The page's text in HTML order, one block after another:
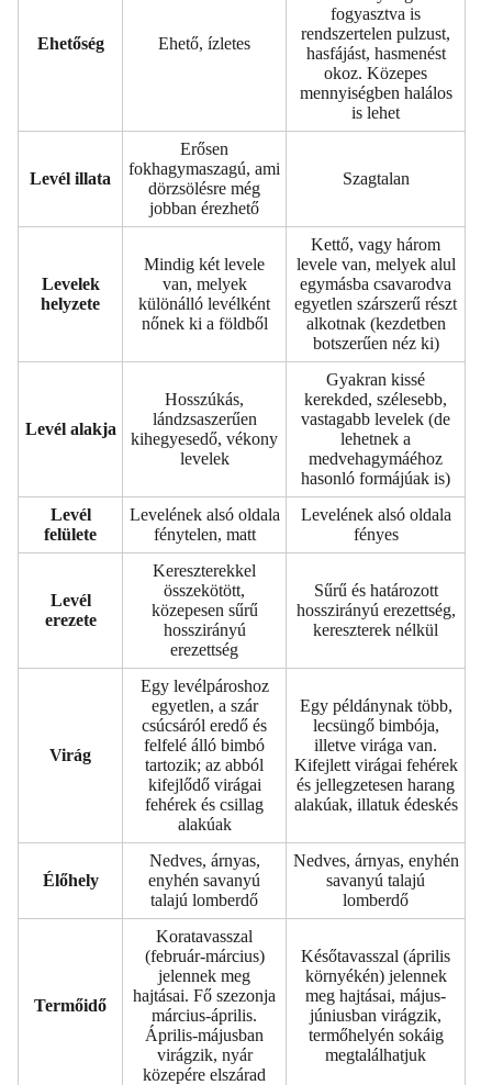
Ehetőség Ehető, ízletes
fogyasztva is
rendszertelen pulzust,
hasfájást, hasmenést
okoz. Közepes
mennyiségben halálos
is lehet
Levél illata
Erősen
fokhagymaszagú, ami
dörzsölésre még
jobban érezhető
Szagtalan
Levelek
helyzete
Mindig két levele
van, melyek
különálló levélként
nőnek ki a földből
Kettő, vagy három
levele van, melyek alul
egymásba csavarodva
egyetlen szárszerű részt
alkotnak (kezdetben
botszerűen néz ki)
Levél alakja
Hosszúkás,
lándzsaszerűen
kihegyesedő, vékony
levelek
Gyakran kissé
kerekded, szélesebb,
vastagabb levelek (de
lehetnek a
medvehagymáéhoz
hasonló formájúak is)
Levél
felülete
Levelének alsó oldala
fénytelen, matt
Levelének alsó oldala
fényes
Levél
erezete
Kereszterekkel
összekötött,
közepesen sűrű
hosszirányú
erezettség
Sűrű és határozott
hosszirányú erezettség,
kereszterek nélkül
Virág
Egy levélpároshoz
egyetlen, a szár
csúcsáról eredő és
felfelé álló bimbó
tartozik; az abból
kifejlődő virágai
fehérek és csillag
alakúak
Egy példánynak több,
lecsüngő bimbója,
illetve virága van.
Kifejlett virágai fehérek
és jellegzetesen harang
alakúak, illatuk édeskés
Élőhely
Nedves, árnyas,
enyhén savanyú
talajú lomberdő
Nedves, árnyas, enyhén
savanyú talajú
lomberdő
Termőidő
Koratavasszal
(február-március)
jelennek meg
hajtásai. Fő szezonja
március-április.
Április-májusban
virágzik, nyár
közepére elszárad
Későtavasszal (április
környékén) jelennek
meg hajtásai, május-
júniusban virágzik,
termőhelyén sokáig
megtalálhatjuk